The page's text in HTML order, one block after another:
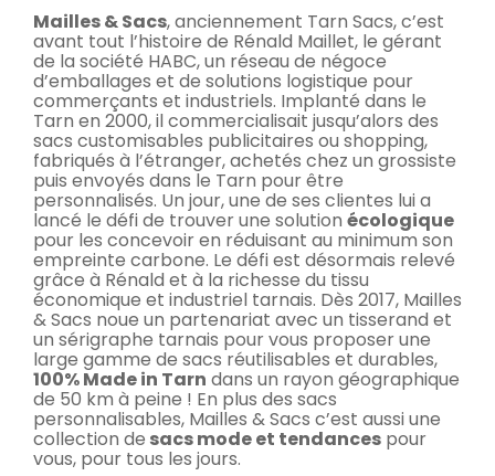
Mailles & Sacs, anciennement Tarn Sacs, c’est
avant tout l’histoire de Rénald Maillet, le gérant
de la société HABC, un réseau de négoce
d’emballages et de solutions logistique pour
commerçants et industriels. Implanté dans le
Tarn en 2000, il commercialisait jusqu’alors des
sacs customisables publicitaires ou shopping,
fabriqués à l’étranger, achetés chez un grossiste
puis envoyés dans le Tarn pour être
personnalisés. Un jour, une de ses clientes lui a
lancé le défi de trouver une solution écologique
pour les concevoir en réduisant au minimum son
empreinte carbone. Le défi est désormais relevé
grâce à Rénald et à la richesse du tissu
économique et industriel tarnais. Dès 2017, Mailles
& Sacs noue un partenariat avec un tisserand et
un sérigraphe tarnais pour vous proposer une
large gamme de sacs réutilisables et durables,
100% Made in Tarn dans un rayon géographique
de 50 km à peine ! En plus des sacs
personnalisables, Mailles & Sacs c’est aussi une
collection de sacs mode et tendances pour
vous, pour tous les jours.